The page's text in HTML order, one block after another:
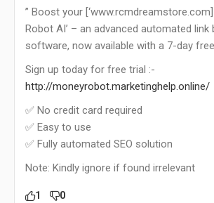
” Boost your
Robot AI’ – an advanced automated link
software, now available with a 7-day
Sign up today for free trial :-
http://moneyrobot.marketinghelp.online/
✅ No credit card required
✅ Easy to use
✅ Fully automated SEO solution
Note: Kindly ignore if found irrelevant
1 0